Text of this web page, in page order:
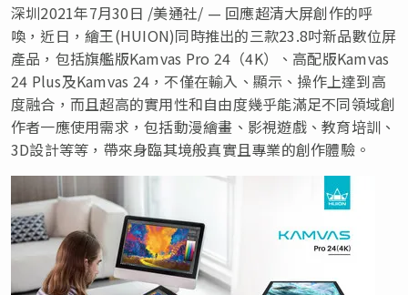
深圳2021年7月30日 /美通社/ — 回應超清大屏創作的呼
喚，近日，繪王(HUION)同時推出的三款23.8吋新品數位屏
產品，包括旗艦版Kamvas Pro 24（4K）、高配版Kamvas
24 Plus及Kamvas 24，不僅在輸入、顯示、操作上達到高
度融合，而且超高的實用性和自由度幾乎能滿足不同領域創
作者一應使用需求，包括動漫繪畫、影視遊戲、教育培訓、
3D設計等等，帶來身臨其境般真實且專業的創作體驗。